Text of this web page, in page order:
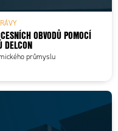
OBVODŮ POMOCÍ
DELCON
průmyslu